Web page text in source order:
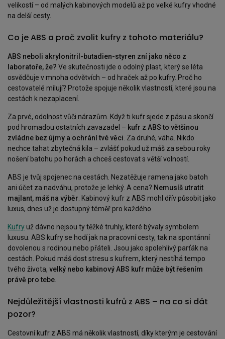
velikostí – od malých kabinových modelů až po velké kufry vhodné
na delší cesty.
Co je ABS a proč zvolit kufry z tohoto materiálu?
ABS neboli akrylonitril-butadien-styren zní jako něco z
laboratoře, že? Ve skutečnosti jde o odolný plast, který se léta
osvědčuje v mnoha odvětvích – od hraček až po kufry. Proč ho
cestovatelé milují? Protože spojuje několik vlastností, které jsou na
cestách k nezaplacení.
Za prvé, odolnost vůči nárazům. Když ti kufr sjede z pásu a skončí
pod hromadou ostatních zavazadel – kufr z ABS to většinou
zvládne bez újmy a ochrání tvé věci. Za druhé, váha. Nikdo
nechce tahat zbytečná kila – zvlášť pokud už máš za sebou roky
nošení batohu po horách a chceš cestovat s větší volností.
ABS je tvůj spojenec na cestách. Nezatěžuje ramena jako batoh
ani účet za nadváhu, protože je lehký. A cena? Nemusíš utratit
majlant, máš na výběr. Kabinový kufr z ABS mohl dřív působit jako
luxus, dnes už je dostupný téměř pro každého.
Kufryuž dávno nejsou ty těžké truhly, které bývaly symbolem
luxusu. ABS kufry se hodí jak na pracovní cesty, tak na spontánní
dovolenou s rodinou nebo přáteli. Jsou jako spolehlivý parťák na
cestách. Pokud máš dost stresu s kufrem, který nestíhá tempo
tvého života, velký nebo kabinový ABS kufr může být řešením
právě pro tebe.
Nejdůležitější vlastnosti kufrů z ABS – na co si dát
pozor?
Cestovní kufr z ABS má několik vlastností, díky kterým je cestování